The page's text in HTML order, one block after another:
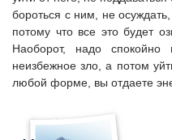
бороться с ним, не
потому что все это будет
Наоборот, надо спокойно
неизбежное зло, а потом
любой форме, вы отдаете